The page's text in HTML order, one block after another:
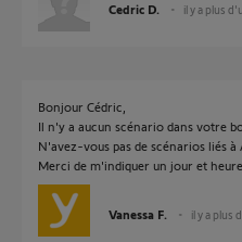
Cedric D. il y a plus
Bonjour Cédric,
Il n'y a aucun scénario dans votre
N'avez-vous pas de scénarios liés
Merci de m'indiquer un jour et
Vanessa F. il y a plus